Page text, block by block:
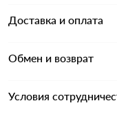
Доставка и оплата
Обмен и возврат
Условия